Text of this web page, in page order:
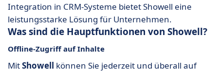
Integration in CRM-Systeme bietet Showell eine
leistungsstarke Lösung für Unternehmen.
Was sind die Hauptfunktionen von Showell?
Offline-Zugriff auf Inhalte
MitShowell können Sie jederzeit und überall auf